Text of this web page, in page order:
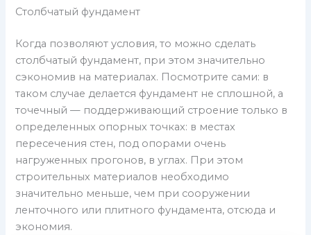
Столбчатый фундамент
Когда позволяют условия, то можно сделать
столбчатый фундамент, при этом значительно
сэкономив на материалах. Посмотрите сами: в
таком случае делается фундамент не сплошной, а
точечный — поддерживающий строение только в
определенных опорных точках: в местах
пересечения стен, под опорами очень
нагруженных прогонов, в углах. При этом
строительных материалов необходимо
значительно меньше, чем при сооружении
ленточного или плитного фундамента, отсюда и
экономия.